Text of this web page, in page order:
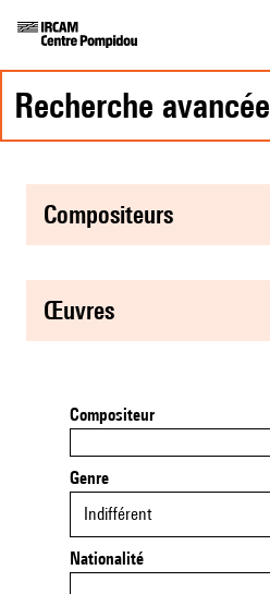
recherche avancée
compositeurs
œuvres
Compositeur
Genre
Indifférent
Nationalité